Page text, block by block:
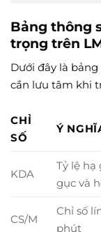
Bảng thông
trọng trên
Dưới đây là
cần lưu tâm khi
CHỈ
SỐ
Ý
KDA
Tỷ lệ hạ
gục và
CS/M
Chỉ số
phút